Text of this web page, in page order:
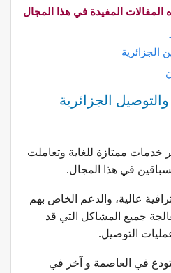
المقالات المفيدة في هذا المجال
الجزائرية
الجزائرية
خدمات ممتازة للغاية وتعاملت
في هذا المجال.
عالية، والدعم الخاص بهم
جميع المشاكل التي قد
التوصيل.
في العاصمة و آخر في